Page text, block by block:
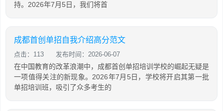
持。2026年7月5日，我们将首
成都首创单招自我介绍高分范文
点击：113 发布时间：2026-06-07
在中国教育的改革浪潮中，成都首创单招培训学校的崛起无疑是
一项值得关注的新现象。2026年7月5日，学校将开启其第一批
单招培训班，吸引了众多考生的